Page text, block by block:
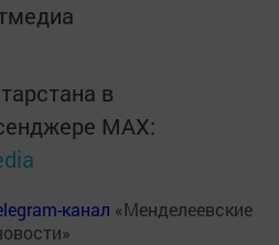
в
MАХ:
канал «Менделеевские